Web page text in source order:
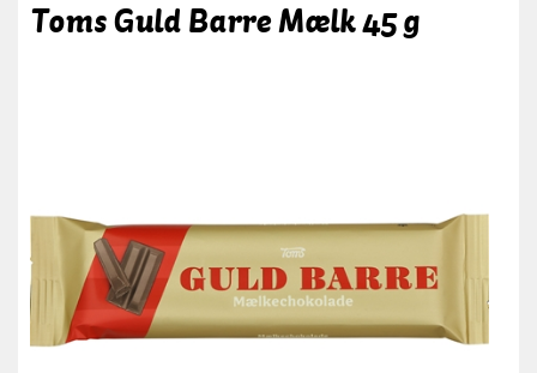
Toms Guld Barre Mælk 45 g